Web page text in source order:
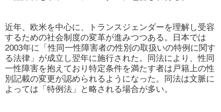
近年、欧米を中心に、トランスジェンダーを理解し受容
するための社会制度の変革が進みつつある。日本では
2003年に「性同一性障害者の性別の取扱いの特例に関す
る法律」が成立し翌年に施行された。同法により、性同
一性障害を抱えており特定条件を満たす者は戸籍上の性
別記載の変更が認められるようになった。同法は文脈に
よっては「特例法」と略される場合が多い。